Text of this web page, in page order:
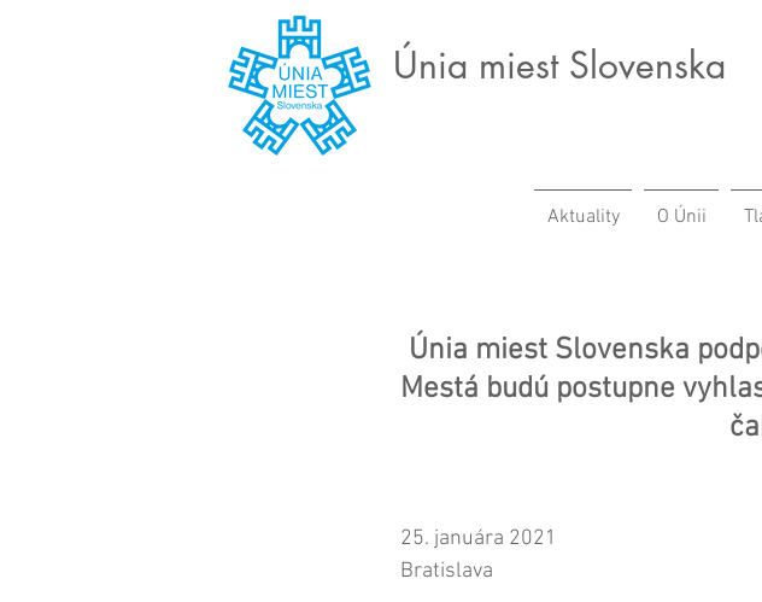
Únia miest Slovenska
Aktuality O Únii
Únia miest Slovenska
Mestá budú postupne
25. januára 2021
Bratislava